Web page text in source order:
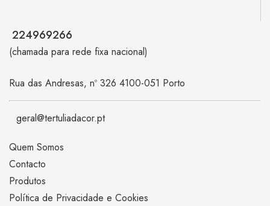
224969266
(chamada para rede fixa nacional)
Rua das Andresas, nº 326 4100-051 Porto
geral@tertuliadacor.pt
Quem Somos
Contacto
Produtos
Política de Privacidade e Cookies